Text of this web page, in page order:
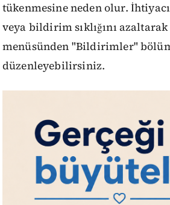
tükenmesine neden olur.
veya bildirim sıklığını
menüsünden "Bildirimler"
düzenleyebilirsiniz.